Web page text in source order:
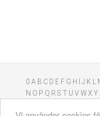
0 A B C D E F G H J K
N O P Q R S T U V WXY